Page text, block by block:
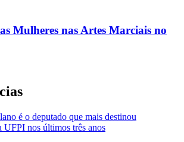
Mulheres nas Artes Marciais no